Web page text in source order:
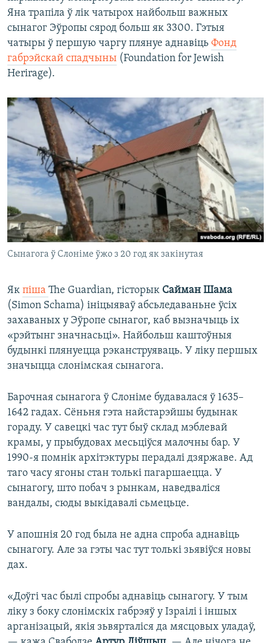
Яна трапіла ў лік чатырох найбольш важных
сынагог Эўропы сярод больш як 3300. Гэтыя
чатыры ў першую чаргу плянуе аднавіць Фонд
габрэйскай спадчыны (Foundation for Jewish
Herirage).
Сынагога ў Слоніме ўжо з 20 год як закінутая
Як піша The Guardian, гісторык Сайман Шама
(Simon Schama) ініцыяваў абсьледаваньне ўсіх
захаваных у Эўропе сынагог, каб вызначыць іх
«рэйтынг значнасьці». Найбольш каштоўныя
будынкі плянуецца рэканструяваць. У ліку першых
значыцца слонімская сынагога.
Барочная сынагога ў Слоніме будавалася ў 1635–
1642 гадах. Сёньня гэта найстарэйшы будынак
гораду. У савецкі час тут быў склад мэблевай
крамы, у прыбудовах месьціўся малочны бар. У
1990-я помнік архітэктуры перадалі дзяржаве. Ад
таго часу ягоны стан толькі пагаршаецца. У
сынагогу, што побач з рынкам, наведваліся
вандалы, сюды выкідавалі сьмецьце.
У апошнія 20 год была не адна спроба аднавіць
сынагогу. Але за гэты час тут толькі зьявіўся новы
дах.
«Доўгі час былі спробы аднавіць сынагогу. У тым
ліку з боку слонімскіх габрэяў у Ізраілі і іншых
арганізацый, якія зьвярталіся да мясцовых уладаў,